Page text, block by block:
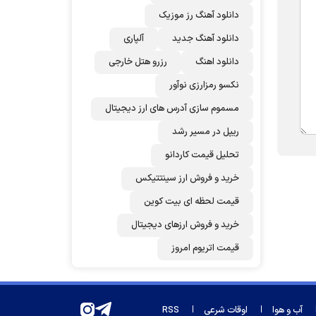
دانلود آهنگ رز‌ موزیک
دانلود آهنگ جدید
آلپاری
دانلود اهنگ
رزرو هتل خارجی
نکسو رمزارزی نوآور
مسموم سازی آدرس های ارز دیجیتال
ریپل در مسیر رشد
تحلیل قیمت کاردانو
خرید و فروش ارز سینتتیکس
قیمت لحظه ای بیت کوین
خرید و فروش ارزهای دیجیتال
قیمت اتریوم امروز
آب و هوا اوقات شرعی RSS